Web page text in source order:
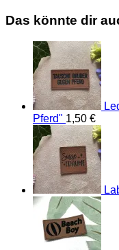
Das könnte dir
Pferd" 1,50 €